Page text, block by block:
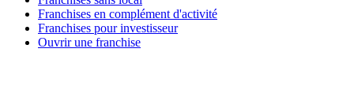
Franchises en complément d'activité
Franchises pour investisseur
Ouvrir une franchise